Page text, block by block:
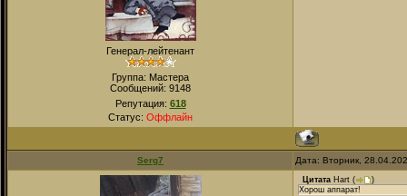
Генерал-лейтенант
Группа: Мастера
Сообщений: 9148
Репутация: 618
Статус: Оффлайн
Serg7 Дата: Вторник,
Цитата Hart (
)
Хорош аппарат!